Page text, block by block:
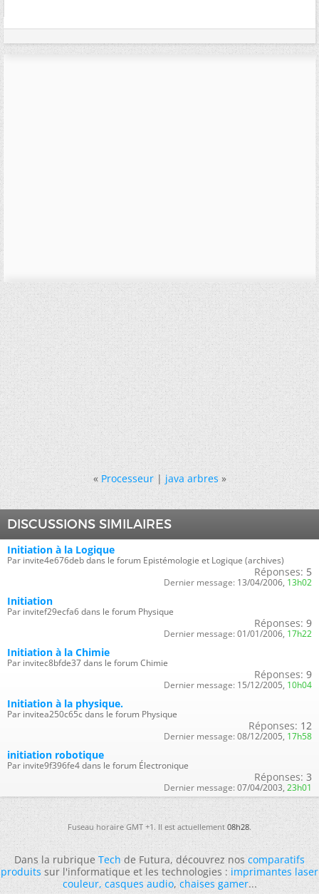
« Processeur|java arbres »
DISCUSSIONS SIMILAIRES
Initiation à la Logique
Par invite4e676deb dans le forum Epistémologie et Logique (archives)
Réponses: 5
Dernier message: 13/04/2006, 13h02
Initiation
Par invitef29ecfa6 dans le forum Physique
Réponses: 9
Dernier message: 01/01/2006, 17h22
Initiation à la Chimie
Par invitec8bfde37 dans le forum Chimie
Réponses: 9
Dernier message: 15/12/2005, 10h04
Initiation à la physique.
Par invitea250c65c dans le forum Physique
Réponses: 12
Dernier message: 08/12/2005, 17h58
initiation robotique
Par invite9f396fe4 dans le forum Électronique
Réponses: 3
Dernier message: 07/04/2003, 23h01
Fuseau horaire GMT +1. Il est actuellement08h28.
Dans la rubriqueTechde Futura, découvrez noscomparatifs
produitssur l'informatique et les technologies :imprimantes laser
couleur,casques audio,chaises gamer...